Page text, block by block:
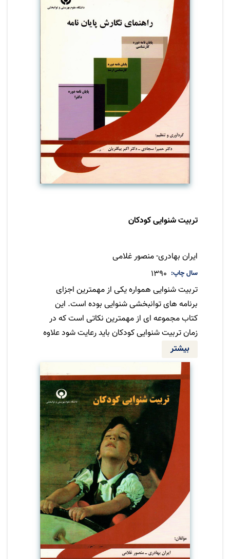
تربیت شنوایی کودکان
ایران بهادری- منصور غلامی
سال چاپ
1390
تربیت شنوایی همواره یکی از مهمترین اجزای
برنامه های توانبخشی شنوایی بوده است. این
کتاب مجموعه ای از مهمترین نکاتی است که در
زمان تربیت شنوایی کودکان باید رعایت شود علاوه
بر این صفحات زیادی از این کتاب به بیان نحوه
انجام عمل بازیها و روند جزء به جزءآموزش مراحل
مختلف تربیت شنوایی اختصاص یافته است.
بیشتر